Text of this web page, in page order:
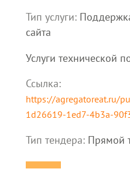
Тип услуги:
сайта
Услуги технической
Ссылка:
https://agregatoreat.ru/
1d26619-1ed7-4b3a-
Тип тендера: Прямой